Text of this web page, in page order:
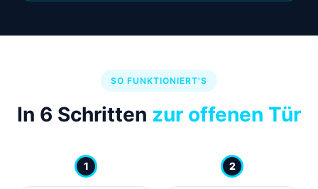
SO FUNKTIONIERT'S
In 6 Schritten zur offenen Tür
1 2